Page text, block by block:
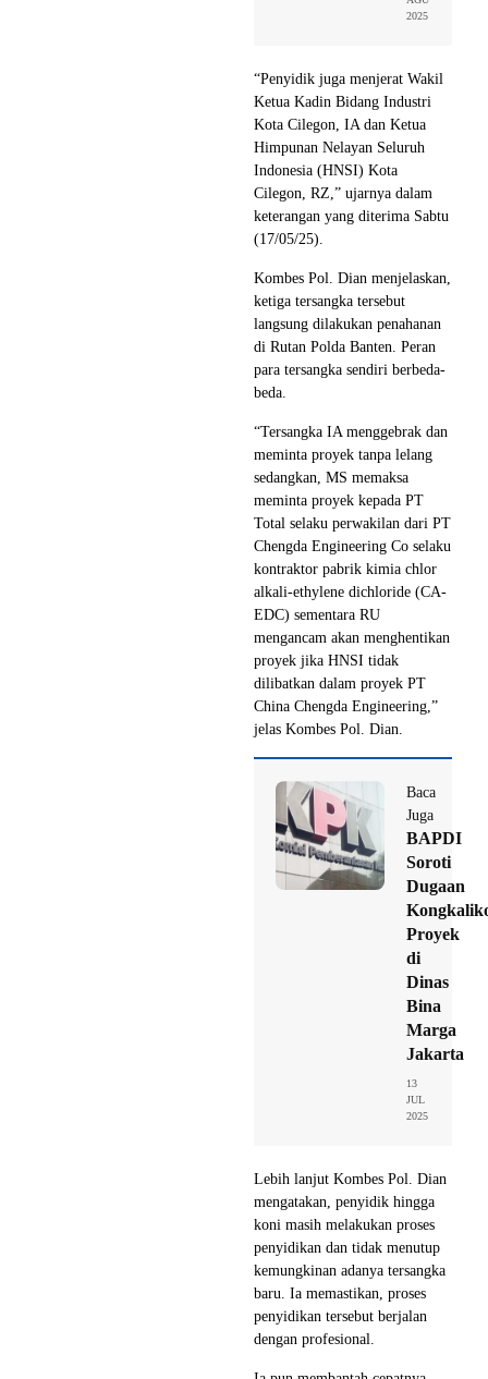
2025
“Penyidik juga menjerat Wakil
Ketua Kadin Bidang Industri
Kota Cilegon, IA dan Ketua
Himpunan Nelayan Seluruh
Indonesia (HNSI) Kota
Cilegon, RZ,” ujarnya dalam
keterangan yang diterima Sabtu
(17/05/25).
Kombes Pol. Dian menjelaskan,
ketiga tersangka tersebut
langsung dilakukan penahanan
di Rutan Polda Banten. Peran
para tersangka sendiri berbeda-
beda.
“Tersangka IA menggebrak dan
meminta proyek tanpa lelang
sedangkan, MS memaksa
meminta proyek kepada PT
Total selaku perwakilan dari PT
Chengda Engineering Co selaku
kontraktor pabrik kimia chlor
alkali-ethylene dichloride (CA-
EDC) sementara RU
mengancam akan menghentikan
proyek jika HNSI tidak
dilibatkan dalam proyek PT
China Chengda Engineering,”
jelas Kombes Pol. Dian.
Baca
Juga
BAPDI
Soroti
Dugaan
Proyek
di
Dinas
Bina
Marga
Jakarta
13
JUL
2025
Lebih lanjut Kombes Pol. Dian
mengatakan, penyidik hingga
koni masih melakukan proses
penyidikan dan tidak menutup
kemungkinan adanya tersangka
baru. Ia memastikan, proses
penyidikan tersebut berjalan
dengan profesional.